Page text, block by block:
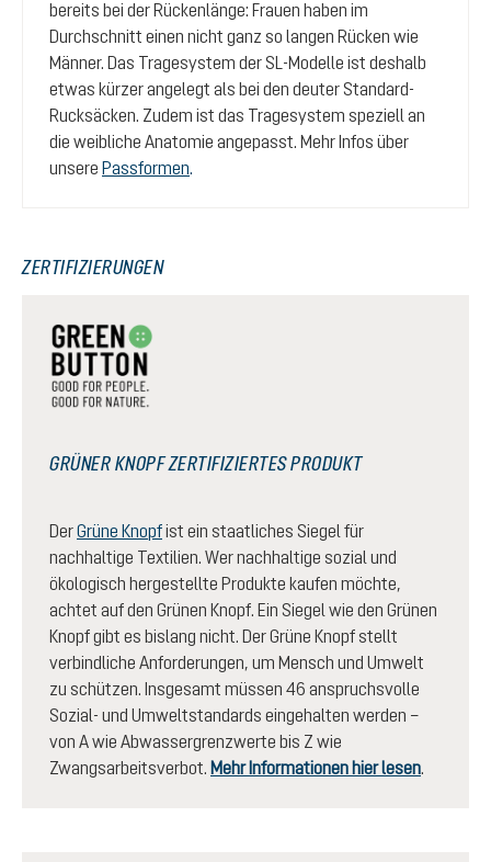
bereits bei der Rückenlänge: Frauen haben im
Durchschnitt einen nicht ganz so langen Rücken wie
Männer. Das Tragesystem der SL-Modelle ist deshalb
etwas kürzer angelegt als bei den deuter Standard-
Rucksäcken. Zudem ist das Tragesystem speziell an
die weibliche Anatomie angepasst. Mehr Infos über
unsere Passformen.
ZERTIFIZIERUNGEN
GRÜNER KNOPF ZERTIFIZIERTES PRODUKT
DerGrüne Knopfist ein staatliches Siegel für
nachhaltige Textilien. Wer nachhaltige sozial und
ökologisch hergestellte Produkte kaufen möchte,
achtet auf den Grünen Knopf. Ein Siegel wie den Grünen
Knopf gibt es bislang nicht. Der Grüne Knopf stellt
verbindliche Anforderungen, um Mensch und Umwelt
zu schützen. Insgesamt müssen 46 anspruchsvolle
Sozial- und Umweltstandards eingehalten werden –
von A wie Abwassergrenzwerte bis Z wie
Zwangsarbeitsverbot. Mehr Informationen hier lesen.